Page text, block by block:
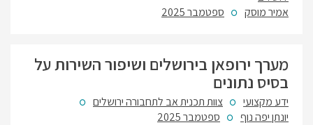
אמיר מוסק
ספטמבר 2025
מערך ירופאן בירושלים ושיפור השירות על
בסיס נתונים
ידע מקצועי
צוות תכנית אב לתחבורה ירושלים
יונתן יפה נוף
ספטמבר 2025